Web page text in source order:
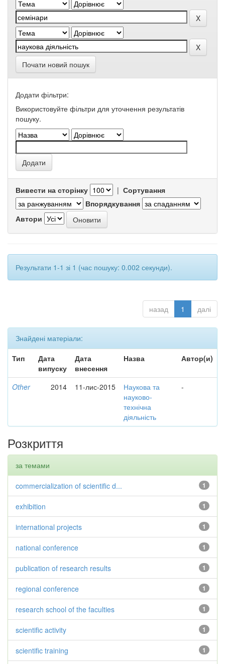
Почати новий пошук
Додати фільтри:
Використовуйте фільтри для уточнення результатів
пошуку.
Вивести на сторінку | Сортування
Впорядкування
Автори
Результати 1-1 зі 1 (час пошуку: 0.002 секунди).
назад 1 далі
Знайдені матеріали:
Тип
Дата
випуску
Дата
внесення
Назва Автор(и)
Other 2014 11-лис-2015
Наукова та
науково-
технічна
діяльність
-
Розкриття
за темами
1
commercialization of scientific d...
1
exhibition
1
international projects
1
national conference
1
publication of research results
1
regional conference
1
research school of the faculties
1
scientific activity
1
scientific training